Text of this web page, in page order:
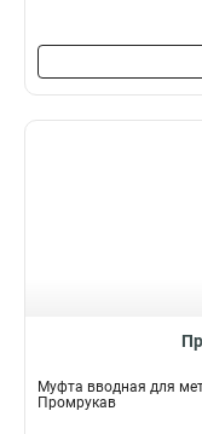
Муфта вводная для
Промрукав